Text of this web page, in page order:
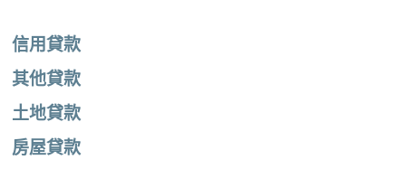
信用貸款
其他貸款
土地貸款
房屋貸款